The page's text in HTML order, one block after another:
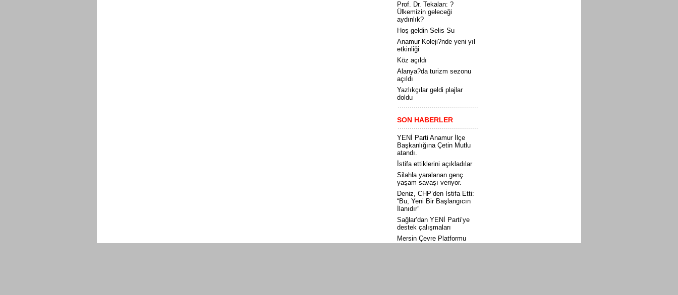
Prof. Dr. Tekalan: ?
Ülkemizin geleceği
aydınlık?
Hoş geldin Selis Su
Anamur Koleji?nde yeni yıl
etkinliği
Köz açıldı
Alanya?da turizm sezonu
açıldı
Yazlıkçılar geldi plajlar
doldu
SON HABERLER
YENİ Parti Anamur İlçe
Başkanlığına Çetin Mutlu
atandı.
İstifa ettiklerini açıkladılar
Silahla yaralanan genç
yaşam savaşı veriyor.
Deniz, CHP’den İstifa Etti:
“Bu, Yeni Bir Başlangıcın
İlanıdır”
Sağlar’dan YENİ Parti’ye
destek çalışmaları
Mersin Çevre Platformu